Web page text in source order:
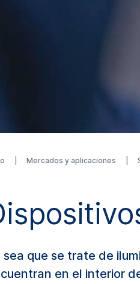
Mercados y aplicaciones
sea que se trate de
en el interior